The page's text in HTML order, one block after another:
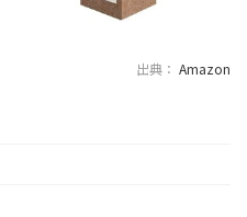
出典： Amazon